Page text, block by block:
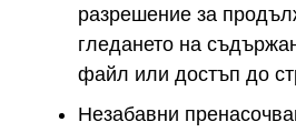
разрешение за
гледането на
файл или достъп до
Незабавни